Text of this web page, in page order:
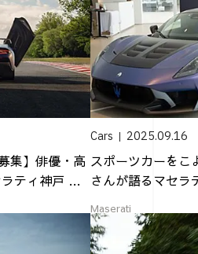
集】俳優・高
ティ神戸 GT
Cars 2025.09.16
スポーツカーをこ
さんが語るマセラ
Maserati